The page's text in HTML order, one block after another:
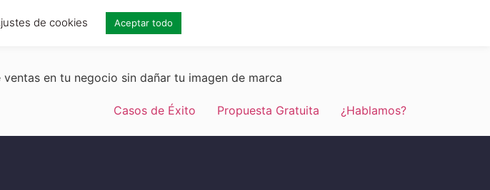
en tu negocio sin dañar tu imagen de marca
Casos de Éxito Propuesta Gratuita ¿Hablamos?
de cookies Aceptar todo